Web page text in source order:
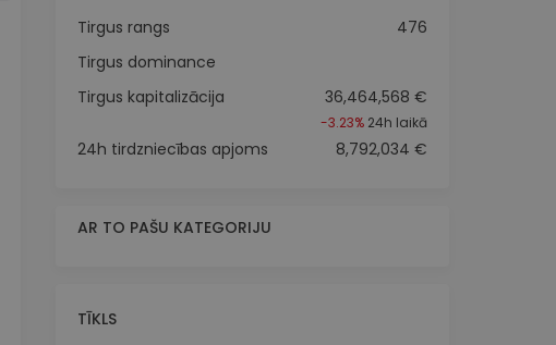
Tirgus rangs
476
Tirgus dominance
Tirgus kapitalizācija
36,464,568 €
-3.23%24h laikā
24h tirdzniecības apjoms 8,792,034 €
AR TO PAŠU KATEGORIJU
TĪKLS